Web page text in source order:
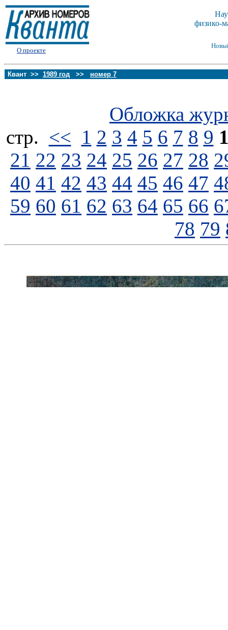
О проекте
физико-
Квант >> 1989 год >> номер 7
Обложка
стp. << 1 2 3 4 5 6 7 8 9
21 22 23 24 25 26 27 28
40 41 42 43 44 45 46 47
59 60 61 62 63 64 65 66
78 79